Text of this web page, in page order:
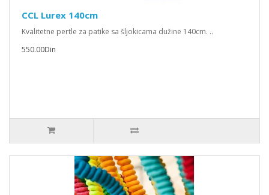
CCL Lurex 140cm
Kvalitetne pertle za patike sa šljokicama dužine 140cm. ..
550.00Din